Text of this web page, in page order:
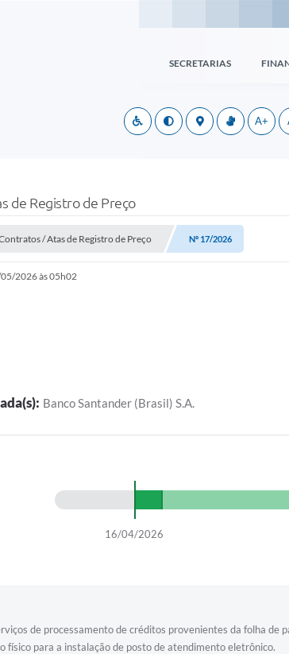
SECRETARIAS
A+
de Registro de Preço
/ Atas de Registro de Preço Nº 17/2026
2026 às 05h02
Banco Santander (Brasil) S.A.
16/04/2026
de processamento de créditos provenientes da folha
físico para a instalação de posto de atendimento eletrônico.